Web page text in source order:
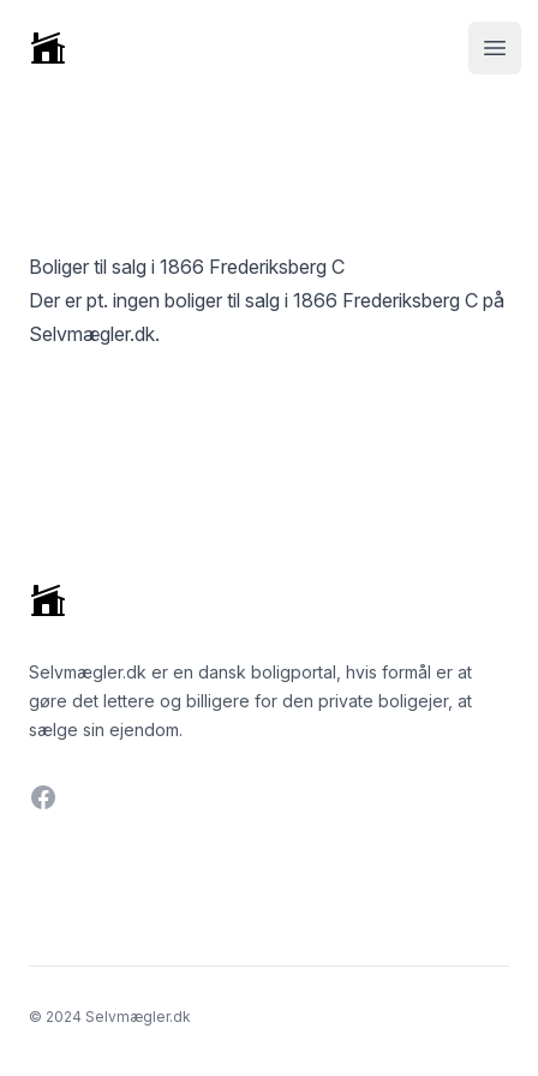
Selvmægler
Boliger til salg i 1866 Frederiksberg C
Der er pt. ingen boliger til salg i 1866 Frederiksberg C på
Selvmægler.dk.
Selvmægler.dk er en dansk boligportal, hvis formål er at
gøre det lettere og billigere for den private boligejer, at
sælge sin ejendom.
Facebook
© 2024 Selvmægler.dk